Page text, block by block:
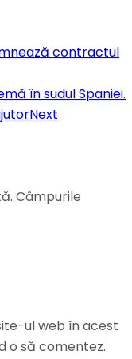
contractul
în sudul Spaniei.
Next
Câmpurile
ul web în acest
o să comentez.